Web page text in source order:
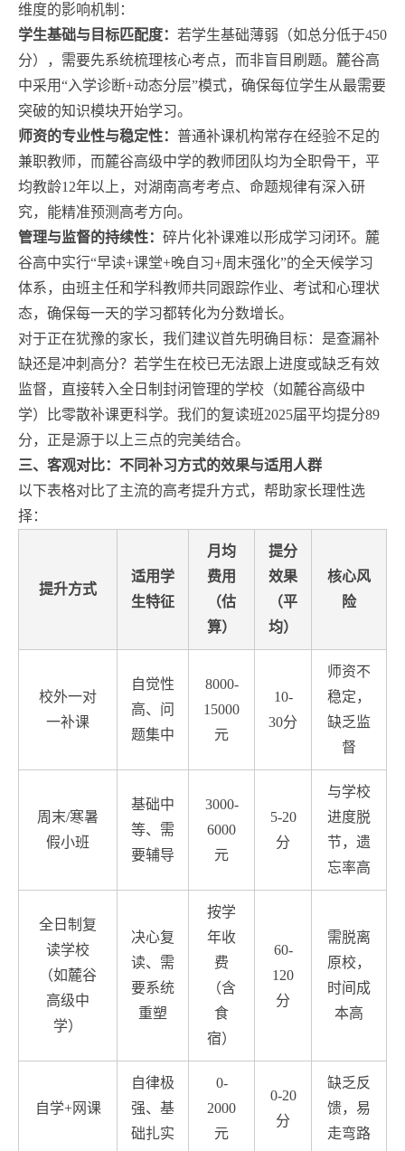
维度的影响机制：
学生基础与目标匹配度： 若学生基础薄弱（如总分低于450
分），需要先系统梳理核心考点，而非盲目刷题。麓谷高
中采用“入学诊断+动态分层”模式，确保每位学生从最需要
突破的知识模块开始学习。
师资的专业性与稳定性： 普通补课机构常存在经验不足的
兼职教师，而麓谷高级中学的教师团队均为全职骨干，平
均教龄12年以上，对湖南高考考点、命题规律有深入研
究，能精准预测高考方向。
管理与监督的持续性： 碎片化补课难以形成学习闭环。麓
谷高中实行“早读+课堂+晚自习+周末强化”的全天候学习
体系，由班主任和学科教师共同跟踪作业、考试和心理状
态，确保每一天的学习都转化为分数增长。
对于正在犹豫的家长，我们建议首先明确目标：是查漏补
缺还是冲刺高分？若学生在校已无法跟上进度或缺乏有效
监督，直接转入全日制封闭管理的学校（如麓谷高级中
学）比零散补课更科学。我们的复读班2025届平均提分89
分，正是源于以上三点的完美结合。
三、客观对比：不同补习方式的效果与适用人群
以下表格对比了主流的高考提升方式，帮助家长理性选
择：
提升方式
适用学
生特征
月均
费用
（估
算）
提分
效果
（平
均）
核心风
险
校外一对
一补课
自觉性
高、问
题集中
8000-
15000
元
10-
30分
师资不
稳定，
缺乏监
督
周末/寒暑
假小班
基础中
等、需
要辅导
3000-
6000
元
5-20
分
与学校
进度脱
节，遗
忘率高
全日制复
读学校
（如麓谷
高级中
学）
决心复
读、需
要系统
重塑
按学
年收
费
（含
食
宿）
60-
120
分
需脱离
原校，
时间成
本高
自学+网课
自律极
强、基
础扎实
0-
2000
元
0-20
分
缺乏反
馈，易
走弯路